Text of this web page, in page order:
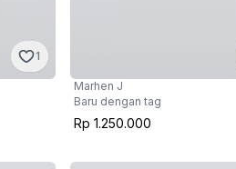
1
Marhen J
Baru dengan tag
Rp 1.250.000